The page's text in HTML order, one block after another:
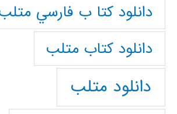
دانلود كتا ب فارسي
دانلود كتاب متلب
دانلود متلب